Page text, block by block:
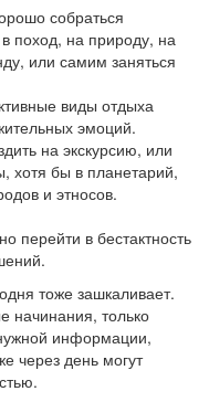
собраться
поход, на природу, на
или самим заняться
виды отдыха
эмоций.
на экскурсию, или
хотя бы в планетарий,
и этносов.
перейти в бестактность
тоже зашкаливает.
начинания, только
информации,
через день могут